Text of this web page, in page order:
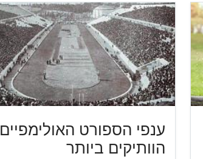
ענפי הספורט האולימפיים
הוותיקים ביותר